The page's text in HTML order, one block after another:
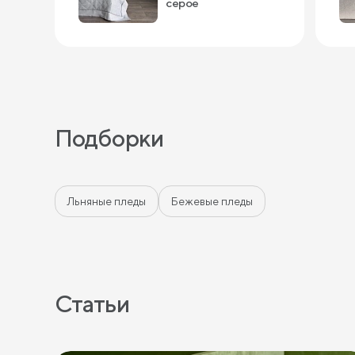
Подборки
Льняные пледы Бежевые пледы
Статьи